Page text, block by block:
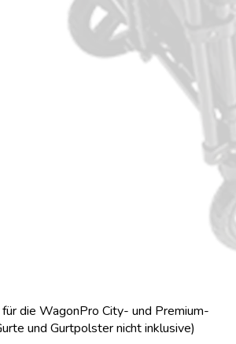
die WagonPro City- und Premium-
und Gurtpolster nicht inklusive)